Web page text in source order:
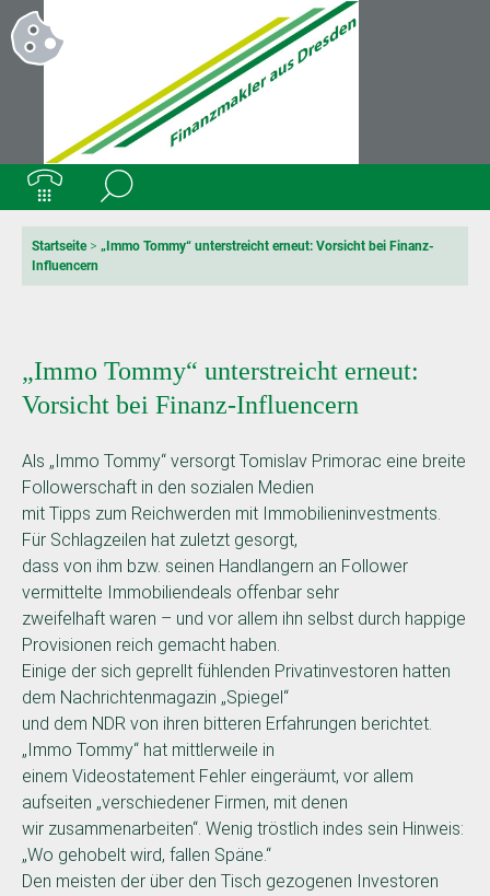
Startseite> „Immo Tommy“ unterstreicht erneut: Vorsicht bei Finanz-
Influencern
„Immo Tommy“ unterstreicht erneut:
Vorsicht bei Finanz-Influencern
Als „Immo Tommy“ versorgt Tomislav Primorac eine breite
Followerschaft in den sozialen Medien
mit Tipps zum Reichwerden mit Immobilieninvestments.
Für Schlagzeilen hat zuletzt gesorgt,
dass von ihm bzw. seinen Handlangern an Follower
vermittelte Immobiliendeals offenbar sehr
zweifelhaft waren – und vor allem ihn selbst durch happige
Provisionen reich gemacht haben.
Einige der sich geprellt fühlenden Privatinvestoren hatten
dem Nachrichtenmagazin „Spiegel“
und dem NDR von ihren bitteren Erfahrungen berichtet.
„Immo Tommy“ hat mittlerweile in
einem Videostatement Fehler eingeräumt, vor allem
aufseiten „verschiedener Firmen, mit denen
wir zusammenarbeiten“. Wenig tröstlich indes sein Hinweis:
„Wo gehobelt wird, fallen Späne.“
Den meisten der über den Tisch gezogenen Investoren